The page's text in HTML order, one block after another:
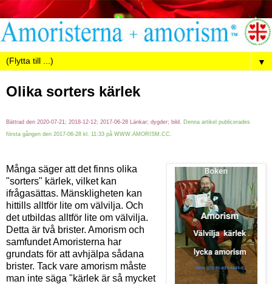
▼
Olika sorters kärlek
Bättrad den 2020-07-21; 2018-12-12; 2017-06-28 Länkar; dygder; bild. Denna artikel publicerades
första gången den 2017-06-28 kl. 11:33 på WWW.AMORISM.CC.
Många säger att det finns olika
"sorters" kärlek, vilket kan
ifrågasättas. Mänskligheten kan
hittills alltför lite om välvilja. Och
det utbildas alltför lite om välvilja.
Detta är två brister. Amorism och
samfundet Amoristerna har
grundats för att avhjälpa sådana
brister. Tack vare amorism måste
man inte säga "kärlek är så mycket